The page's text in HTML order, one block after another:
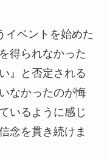
イベントを始めた
得られなかった
』と否定される
なかったのが悔
いるように感じ
念を貫き続けま